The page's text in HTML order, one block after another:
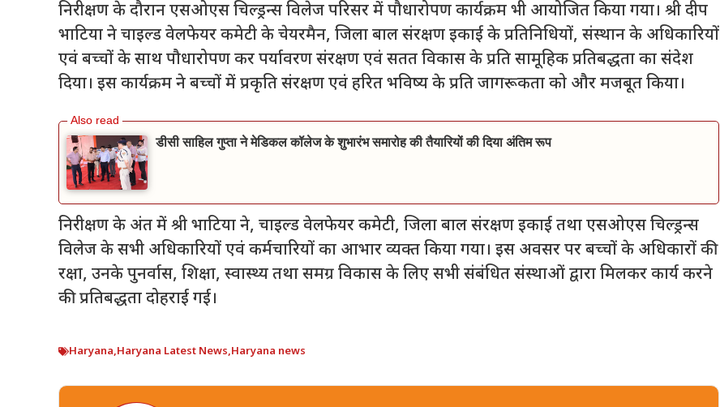
निरीक्षण के दौरान एसओएस चिल्ड्रन्स विलेज परिसर में पौधारोपण कार्यक्रम भी आयोजित किया गया। श्री दीप
भाटिया ने चाइल्ड वेलफेयर कमेटी के चेयरमैन, जिला बाल संरक्षण इकाई के प्रतिनिधियों, संस्थान के अधिकारियों
एवं बच्चों के साथ पौधारोपण कर पर्यावरण संरक्षण एवं सतत विकास के प्रति सामूहिक प्रतिबद्धता का संदेश
दिया। इस कार्यक्रम ने बच्चों में प्रकृति संरक्षण एवं हरित भविष्य के प्रति जागरूकता को और मजबूत किया।
डीसी साहिल गुप्ता ने मेडिकल कॉलेज के शुभारंभ समारोह की तैयारियों की दिया अंतिम रूप
निरीक्षण के अंत में श्री भाटिया ने, चाइल्ड वेलफेयर कमेटी, जिला बाल संरक्षण इकाई तथा एसओएस चिल्ड्रन्स
विलेज के सभी अधिकारियों एवं कर्मचारियों का आभार व्यक्त किया गया। इस अवसर पर बच्चों के अधिकारों की
रक्षा, उनके पुनर्वास, शिक्षा, स्वास्थ्य तथा समग्र विकास के लिए सभी संबंधित संस्थाओं द्वारा मिलकर कार्य करने
की प्रतिबद्धता दोहराई गई।
Haryana,Haryana Latest News,Haryana news